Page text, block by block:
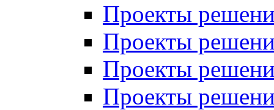
Проекты
Проекты
Проекты
Проекты